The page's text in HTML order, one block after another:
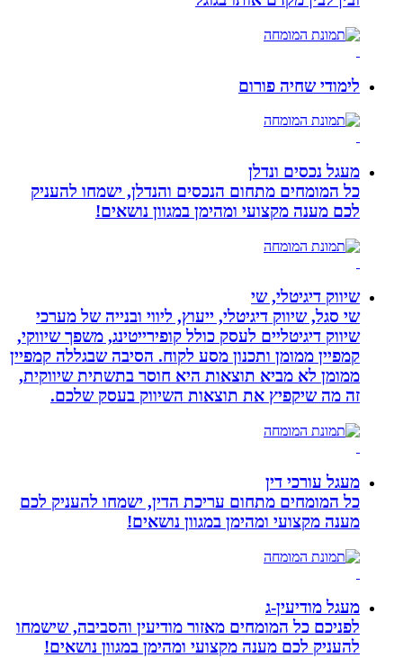
לימודי שחיה פורום
מעגל נכסים ונדלן
כל המומחים מתחום הנכסים והנדלן, ישמחו להעניק
לכם מענה מקצועי ומהימן במגוון נושאים!
שיווק דיגיטלי, שי
שי סגל, שיווק דיגיטלי, ייעוץ, ליווי ובנייה של מערכי
שיווק דיגיטליים לעסק כולל קופירייטינג, משפך שיווקי,
קמפיין ממומן ותכנון מסע לקוח. הסיבה שבגללה קמפיין
ממומן לא מביא תוצאות היא חוסר בתשתית שיווקית,
זה מה שיקפיץ את תוצאות השיווק בעסק שלכם.
מעגל עורכי דין
כל המומחים מתחום עריכת הדין, ישמחו להעניק לכם
מענה מקצועי ומהימן במגוון נושאים!
מעגל מודיעין-ג
לפניכם כל המומחים מאזור מודיעין והסביבה, שישמחו
להעניק לכם מענה מקצועי ומהימן במגוון נושאים!